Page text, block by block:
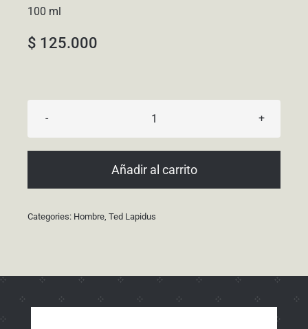
100 ml
$ 125.000
Lapidus
Añadir al carrito
Categories: Hombre ,Ted Lapidus